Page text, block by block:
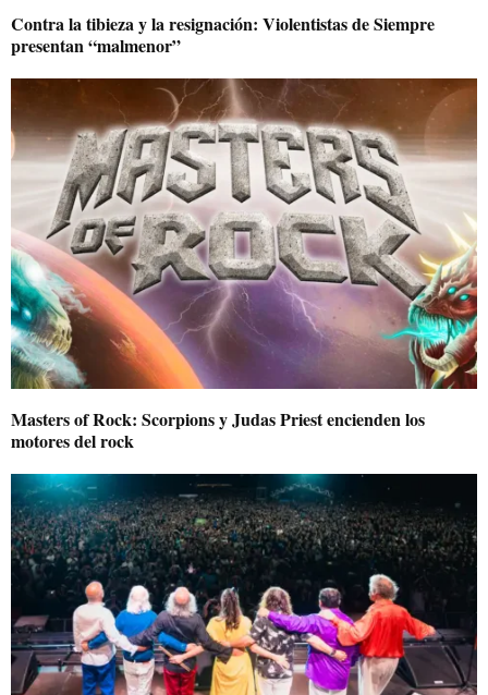
Contra la tibieza y la resignación: Violentistas de Siempre
presentan “malmenor”
Masters of Rock: Scorpions y Judas Priest encienden los
motores del rock